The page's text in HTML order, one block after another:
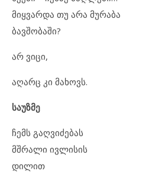
მიყვარდა თუ არა მურაბა
ბავშობაში?
არ ვიცი,
აღარც კი მახოვს.
საუზმე
ჩემს გაღვიძებას
მშრალი ივლისის
დილით